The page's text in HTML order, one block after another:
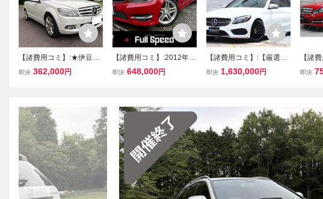
【諸費用コミ】:★伊豆の
国市★ 2008年 メルセデ
即決 362,000円
【諸費用コミ】:2012年
メルセデス・ベンツ Cク
即決 648,000円
【諸費用コミ】:【厳選中
古車】 2017年 メルセデ
即決 1,630,000円
【諸
付:メ
即決